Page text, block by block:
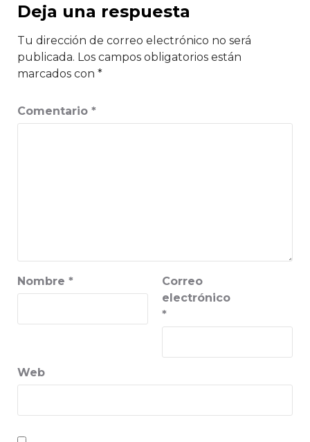
Deja una respuesta
Tu dirección de correo electrónico no será
publicada. Los campos obligatorios están
marcados con *
Comentario *
Nombre *
Correo
electrónico
*
Web